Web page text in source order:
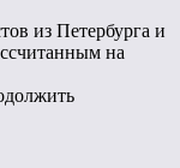
из Петербурга и
на